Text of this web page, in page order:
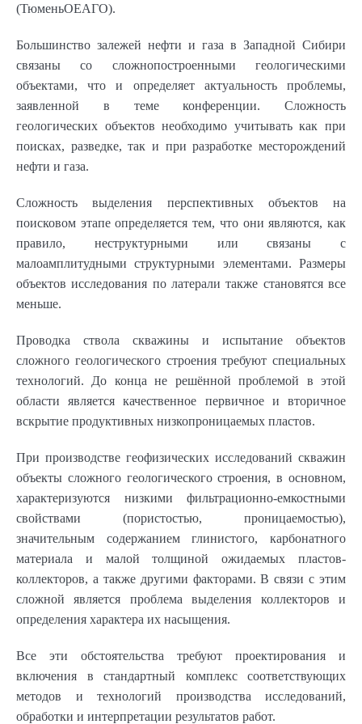
(ТюменьОЕАГО).
Большинство залежей нефти и газа в Западной Сибири
связаны со сложнопостроенными геологическими
объектами, что и определяет актуальность проблемы,
заявленной в теме конференции. Сложность
геологических объектов необходимо учитывать как при
поисках, разведке, так и при разработке месторождений
нефти и газа.
Сложность выделения перспективных объектов на
поисковом этапе определяется тем, что они являются, как
правило, неструктурными или связаны с
малоамплитудными структурными элементами. Размеры
объектов исследования по латерали также становятся все
меньше.
Проводка ствола скважины и испытание объектов
сложного геологического строения требуют специальных
технологий. До конца не решённой проблемой в этой
области является качественное первичное и вторичное
вскрытие продуктивных низкопроницаемых пластов.
При производстве геофизических исследований скважин
объекты сложного геологического строения, в основном,
характеризуются низкими фильтрационно-емкостными
свойствами (пористостью, проницаемостью),
значительным содержанием глинистого, карбонатного
материала и малой толщиной ожидаемых пластов-
коллекторов, а также другими факторами. В связи с этим
сложной является проблема выделения коллекторов и
определения характера их насыщения.
Все эти обстоятельства требуют проектирования и
включения в стандартный комплекс соответствующих
методов и технологий производства исследований,
обработки и интерпретации результатов работ.